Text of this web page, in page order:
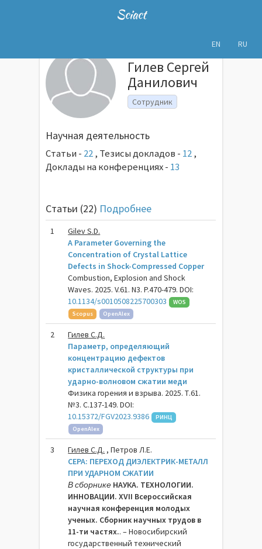
Sciact
EN RU
Гилев Сергей
Данилович
Сотрудник
Научная деятельность
Статьи - 22, Тезисы докладов - 12,
Доклады на конференциях - 13
Статьи (22) Подробнее
1
Gilev S.D.
A Parameter Governing the
Concentration of Crystal Lattice
Defects in Shock-Compressed Copper
Combustion, Explosion and Shock
Waves. 2025. V.61. N3. P.470-479. DOI:
10.1134/s0010508225700303
WOS
Scopus
OpenAlex
2
Гилев С.Д.
Параметр, определяющий
концентрацию дефектов
кристаллической структуры при
ударно-волновом сжатии меди
Физика горения и взрыва. 2025. Т.61.
№3. С.137-149. DOI:
10.15372/FGV2023.9386
РИНЦ
OpenAlex
3 Гилев С.Д. , Петров Л.Е.
СЕРА: ПЕРЕХОД ДИЭЛЕКТРИК-МЕТАЛЛ
ПРИ УДАРНОМ СЖАТИИ
В сборнике НАУКА. ТЕХНОЛОГИИ.
ИННОВАЦИИ. XVII Всероссийская
научная конференция молодых
ученых. Сборник научных трудов в
11-ти частях.. – Новосибирский
государственный технический